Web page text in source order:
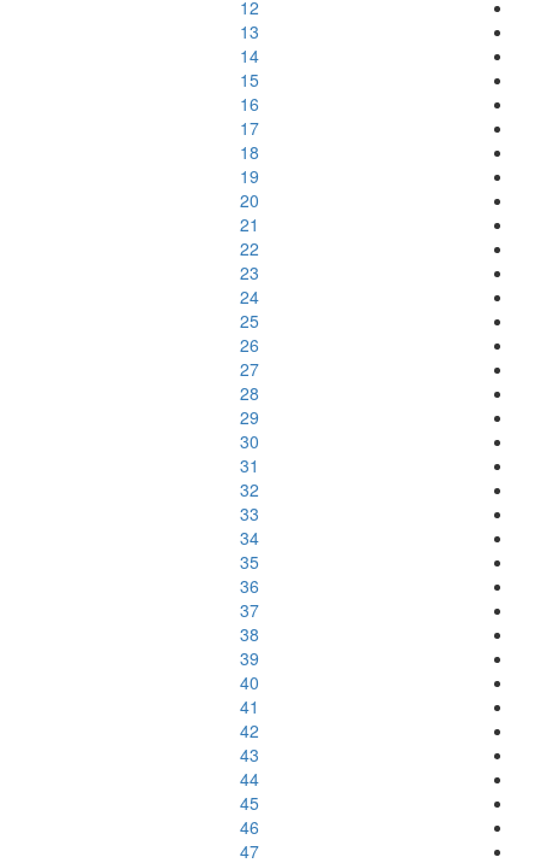
12
13
14
15
16
17
18
19
20
21
22
23
24
25
26
27
28
29
30
31
32
33
34
35
36
37
38
39
40
41
42
43
44
45
46
47